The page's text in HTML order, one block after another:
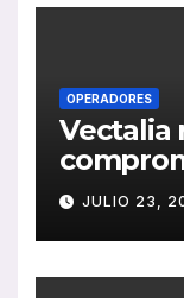
OPERADORES
Vectalia
de RSC
JULIO 23,